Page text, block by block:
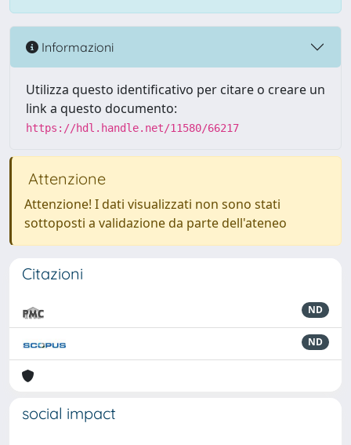
Informazioni
Utilizza questo identificativo per citare o creare un
link a questo documento:
https://hdl.handle.net/11580/66217
Attenzione
Attenzione! I dati visualizzati non sono stati
sottoposti a validazione da parte dell'ateneo
Citazioni
ND
ND
social impact